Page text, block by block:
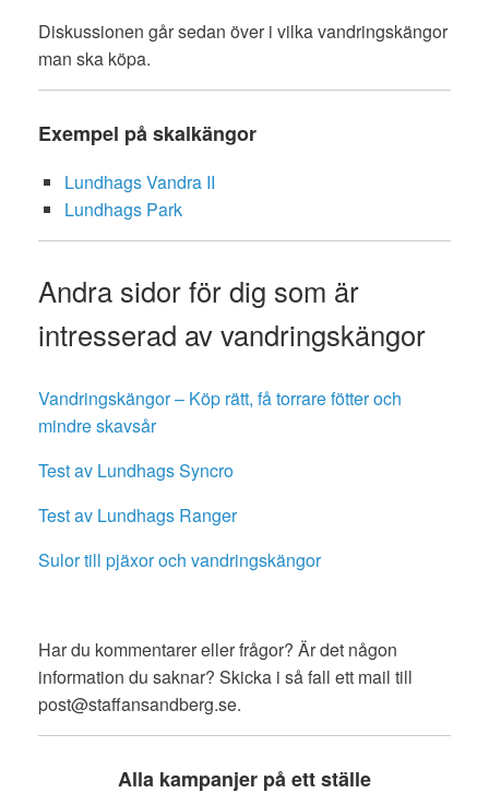
Diskussionen går sedan över i vilka vandringskängor
man ska köpa.
Exempel på skalkängor
Lundhags Vandra II
Lundhags Park
Andra sidor för dig som är
intresserad av vandringskängor
Vandringskängor – Köp rätt, få torrare fötter och
mindre skavsår
Test av Lundhags Syncro
Test av Lundhags Ranger
Sulor till pjäxor och vandringskängor
Har du kommentarer eller frågor? Är det någon
information du saknar? Skicka i så fall ett mail till
post@staffansandberg.se.
Alla kampanjer på ett ställe